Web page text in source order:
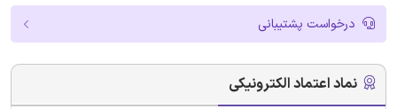
درخواست پشتیبانی
نماد اعتماد الکترونیکی